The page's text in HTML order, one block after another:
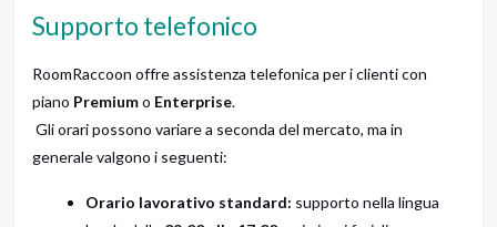
Supporto telefonico
RoomRaccoon offre assistenza telefonica per i clienti con
piano Premiumo Enterprise.
Gli orari possono variare a seconda del mercato, ma in
generale valgono i seguenti:
Orario lavorativo standard: supporto nella lingua